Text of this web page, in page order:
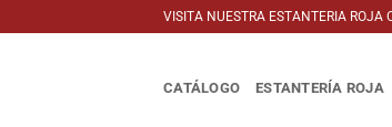
al
VISITA NUESTRA ESTANTERIA ROJA
CATÁLOGO ESTANTERÍA ROJA